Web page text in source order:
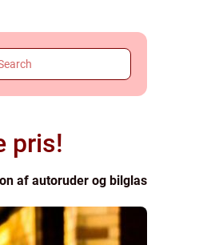
pris!
af autoruder og bilglas